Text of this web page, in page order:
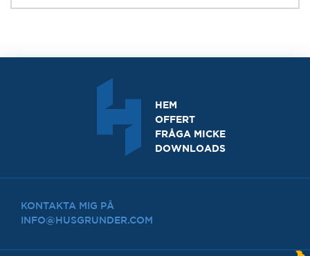
HEM
OFFERT
FRÅGA MICKE
DOWNLOADS
KONTAKTA MIG PÅ
INFO@HUSGRUNDER.COM